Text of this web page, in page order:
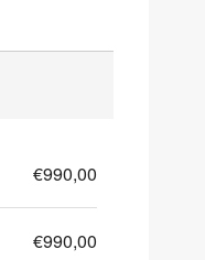
€990,00
€990,00